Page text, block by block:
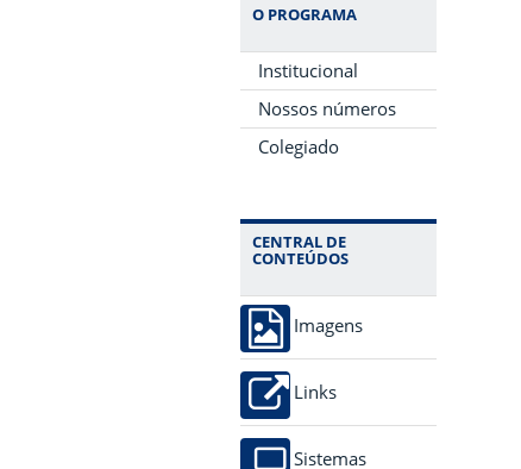
O PROGRAMA
Institucional
Nossos números
Colegiado
CENTRAL DE
CONTEÚDOS
Imagens
Links
Sistemas